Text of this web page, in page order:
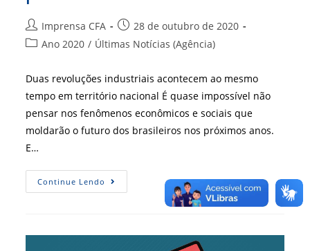
Autor
do
Imprensa CFA
Post
publicado:
28 de outubro de 2020
Categoria
Ano 2020 / Últimas Notícias (Agência)
Duas revoluções industriais acontecem ao mesmo
tempo em território nacional É quase impossível não
pensar nos fenômenos econômicos e sociais que
moldarão o futuro dos brasileiros nos próximos anos.
E…
Continue Lendo RBA
138
Já